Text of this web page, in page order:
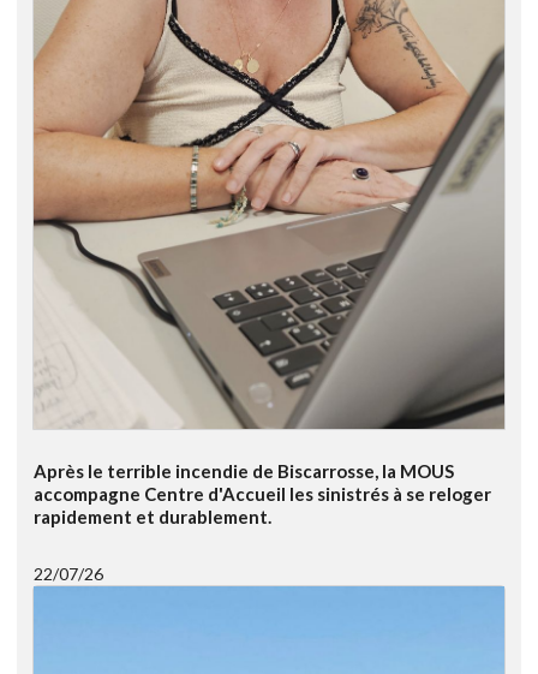
Après le terrible incendie de Biscarrosse, la MOUS
accompagne Centre d'Accueil les sinistrés à se reloger
rapidement et durablement.
22/07/26